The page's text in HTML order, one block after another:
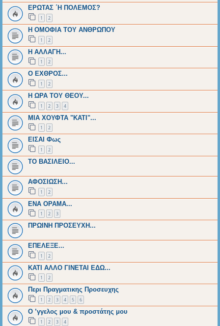
ΕΡΩΤΑΣ ΄Η ΠΟΛΕΜΟΣ?
1 2
H OMOΦΙΑ ΤΟΥ ΑΝΘΡΩΠΟΥ
1 2
H AΛΛΑΓΗ...
1 2
Ο ΕΧΘΡΟΣ...
1 2
Η ΩΡΑ ΤΟΥ ΘΕΟΥ...
1 2 3 4
ΜΙΑ ΧΟΥΦΤΑ "ΚΑΤΙ"...
1 2
ΕΙΣΑΙ Φως
1 2
ΤΟ ΒΑΣΙΛΕΙΟ...
ΑΦΟΣΙΩΣΗ...
1 2
ΕΝΑ ΟΡΑΜΑ...
1 2 3
ΠΡΩΙΝΗ ΠΡΟΣΕΥΧΗ...
ΕΠΕΛΕΞΕ...
1 2
ΚΑΤΙ ΑΛΛΟ ΓΙΝΕΤΑΙ ΕΔΩ...
1 2
Περι Πραγματικης Προσευχης
1 2 3 4 5 6
Ο ’γγελος μου & προστάτης μου
1 2 3 4